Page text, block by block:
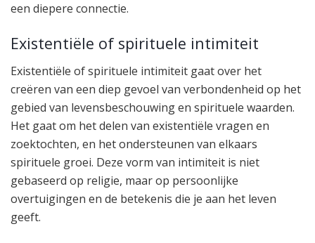
een diepere connectie.
Existentiële of spirituele intimiteit
Existentiële of spirituele intimiteit gaat over het
creëren van een diep gevoel van verbondenheid op het
gebied van levensbeschouwing en spirituele waarden.
Het gaat om het delen van existentiële vragen en
zoektochten, en het ondersteunen van elkaars
spirituele groei. Deze vorm van intimiteit is niet
gebaseerd op religie, maar op persoonlijke
overtuigingen en de betekenis die je aan het leven
geeft.